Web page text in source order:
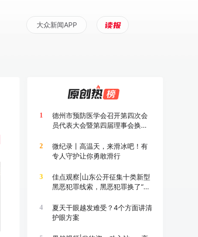
大众新闻APP
1
德州市预防医学会召开第四次会
员代表大会暨第四届理事会换届
2
微纪录丨高温天，来滑冰吧！有
专人守护让你勇敢滑行
3
佳点观察|山东公开征集十类新型
黑恶犯罪线索，黑恶犯罪换了“马
4
夏天干眼越发难受？4个方面讲清
护眼方案